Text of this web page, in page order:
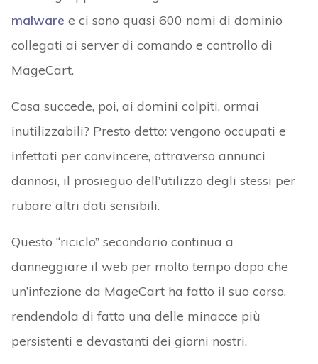
malware e ci sono quasi 600 nomi di dominio
collegati ai server di comando e controllo di
MageCart.
Cosa succede, poi, ai domini colpiti, ormai
inutilizzabili? Presto detto: vengono occupati e
infettati per convincere, attraverso annunci
dannosi, il prosieguo dell’utilizzo degli stessi per
rubare altri dati sensibili.
Questo “riciclo” secondario continua a
danneggiare il web per molto tempo dopo che
un’infezione da MageCart ha fatto il suo corso,
rendendola di fatto una delle minacce più
persistenti e devastanti dei giorni nostri.